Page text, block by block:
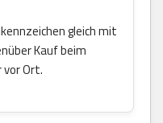
gleich mit
Kauf beim
vor Ort.